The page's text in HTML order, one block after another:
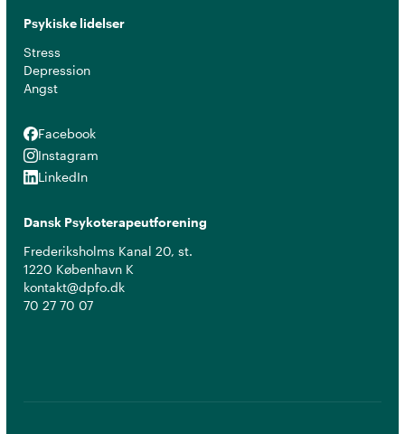
Psykiske lidelser
Stress
Depression
Angst
Facebook
Facebook
Instagram
Instagram
LinkedIn
LinkedIn
Dansk Psykoterapeutforening
Frederiksholms Kanal 20, st.
1220 København K
kontakt@dpfo.dk
70 27 70 07